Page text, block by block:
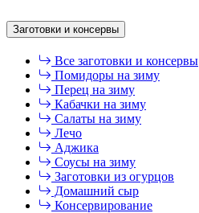
Заготовки и консервы
Все заготовки и консервы
Помидоры на зиму
Перец на зиму
Кабачки на зиму
Салаты на зиму
Лечо
Аджика
Соусы на зиму
Заготовки из огурцов
Домашний сыр
Консервирование